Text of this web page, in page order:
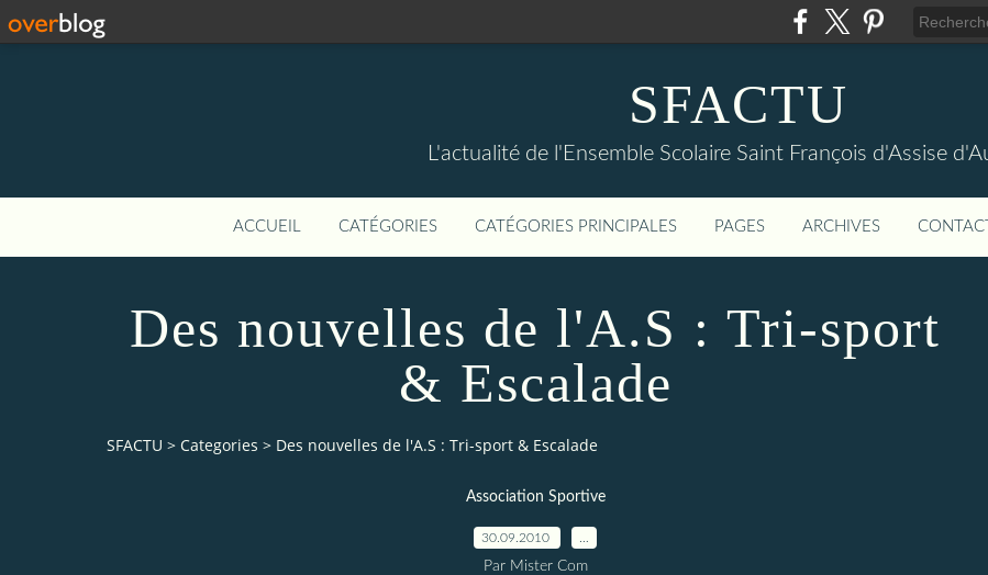
SFACTU
L'actualité de l'Ensemble Scolaire Saint François d'Assise
ACCUEIL CATÉGORIES CATÉGORIES PRINCIPALES PAGES ARCHIVES CONTACT
Des nouvelles de l'A.S : Tri-sport
& Escalade
SFACTU > Categories > Des nouvelles de l'A.S : Tri-sport & Escalade
Association Sportive
30.09.2010
Par Mister Com